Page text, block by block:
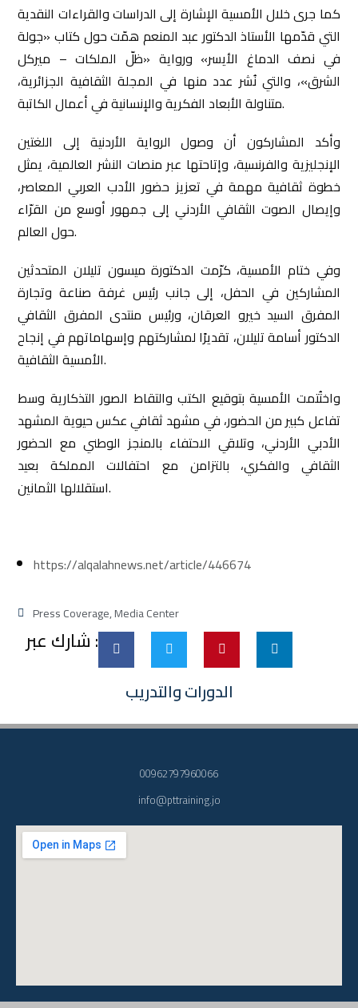
الدورات والتدريب
كما جرى خلال الأمسية الإشارة إلى الدراسات والقراءات النقدية
التي قدّمها الأستاذ الدكتور عبد المنعم همّت حول كتاب «جولة
في نصف الدماغ الأيسر» ورواية «ظلّ الملكات – ميركل
الشرق»، والتي نُشر عدد منها في المجلة الثقافية الجزائرية،
متناولة الأبعاد الفكرية والإنسانية في أعمال الكاتبة.
وأكد المشاركون أن وصول الرواية الأردنية إلى اللغتين
الإنجليزية والفرنسية، وإتاحتها عبر منصات النشر العالمية، يمثل
خطوة ثقافية مهمة في تعزيز حضور الأدب العربي المعاصر،
وإيصال الصوت الثقافي الأردني إلى جمهور أوسع من القرّاء
حول العالم.
وفي ختام الأمسية، كرّمت الدكتورة ميسون تليلان المتحدثين
المشاركين في الحفل، إلى جانب رئيس غرفة صناعة وتجارة
المفرق السيد خيرو العرقان، ورئيس منتدى المفرق الثقافي
الدكتور أسامة تليلان، تقديرًا لمشاركتهم وإسهاماتهم في إنجاح
الأمسية الثقافية.
واختُتمت الأمسية بتوقيع الكتب والتقاط الصور التذكارية وسط
تفاعل كبير من الحضور، في مشهد ثقافي عكس حيوية المشهد
الأدبي الأردني، وتلاقي الاحتفاء بالمنجز الوطني مع الحضور
الثقافي والفكري، بالتزامن مع احتفالات المملكة بعيد
استقلالها الثمانين.
https://alqalahnews.net/article/446674
Press Coverage,Media Center
شارك عبر :
00962797960066
info@pttraining.jo